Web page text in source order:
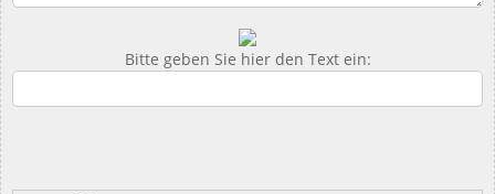
Bitte geben Sie hier den Text ein: